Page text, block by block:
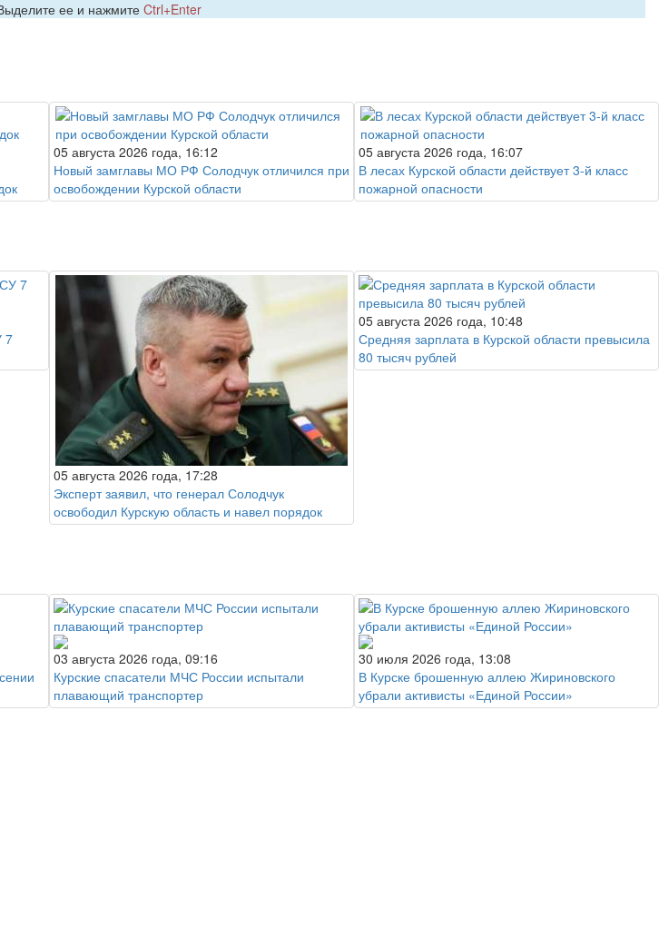
ее и нажмите Ctrl+Enter
05 августа 2026 года, 16:12
Новый замглавы МО РФ Солодчук отличился при
освобождении Курской области
05 августа 2026 года, 16:07
В лесах Курской области действует 3-й класс
пожарной опасности
7
05 августа 2026 года, 17:28
Эксперт заявил, что генерал Солодчук
освободил Курскую область и навел порядок
05 августа 2026 года, 10:48
Средняя зарплата в Курской области превысила
80 тысяч рублей
03 августа 2026 года, 09:16
Курские спасатели МЧС России испытали
плавающий транспортер
30 июля 2026 года, 13:08
В Курске брошенную аллею Жириновского
убрали активисты «Единой России»